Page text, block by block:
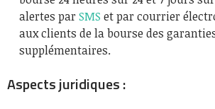
alertes par SMS et par courrier
aux clients de la bourse des
supplémentaires.
Aspects juridiques :